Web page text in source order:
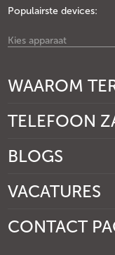
Populairste devices:
Kies apparaat
WAAROM
TELEFOON
BLOGS
VACATURES
CONTACT